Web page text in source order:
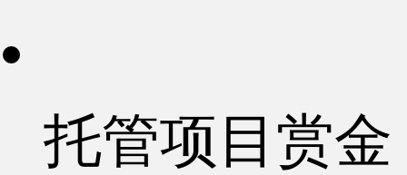
托管项目赏金